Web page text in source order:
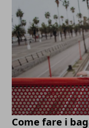
Come fare i